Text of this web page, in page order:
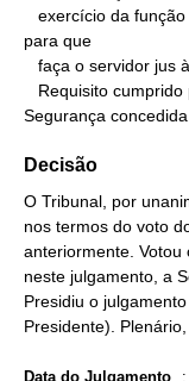
para que
Segurança
Decisão
O Tribunal, por
nos termos do voto
anteriormente. Votou
neste julgamento, a
Presidiu o
Presidente).
Data do Julgamento :